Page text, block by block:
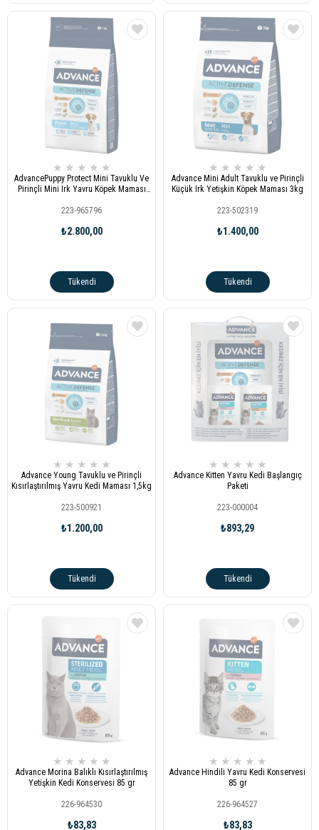
Tükendi
★ ★ ★ ★ ★
AdvancePuppy Protect Mini Tavuklu Ve
Pirinçli Mini Irk Yavru Köpek Maması
223-965796
₺2.800,00
Tükendi
★ ★ ★ ★ ★
Advance Mini Adult Tavuklu ve Pirinçli
Küçük Irk Yetişkin Köpek Maması 3kg
223-502319
₺1.400,00
Tükendi
★ ★ ★ ★ ★
Advance Young Tavuklu ve Pirinçli
Kısırlaştırılmış Yavru Kedi Maması 1,5kg
223-500921
₺1.200,00
Tükendi
★ ★ ★ ★ ★
Advance Kitten Yavru Kedi Başlangıç
Paketi
223-000004
₺893,29
★ ★ ★ ★ ★
Advance Morina Balıklı Kısırlaştırılmış
Yetişkin Kedi Konservesi 85 gr
226-964530
₺83,83
★ ★ ★ ★ ★
Advance Hindili Yavru Kedi Konservesi
85 gr
226-964527
₺83,83